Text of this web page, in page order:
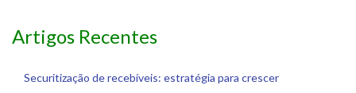
Artigos Recentes
Securitização de recebíveis: estratégia para crescer